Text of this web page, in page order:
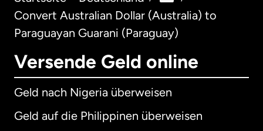
Convert Australian Dollar (Australia) to
Paraguayan Guarani (Paraguay)
Versende Geld online
Geld nach Nigeria überweisen
Geld auf die Philippinen überweisen